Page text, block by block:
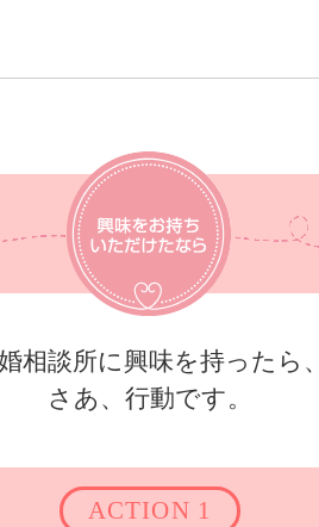
相談所に興味を持ったら、
さあ、行動です。
ACTION 1